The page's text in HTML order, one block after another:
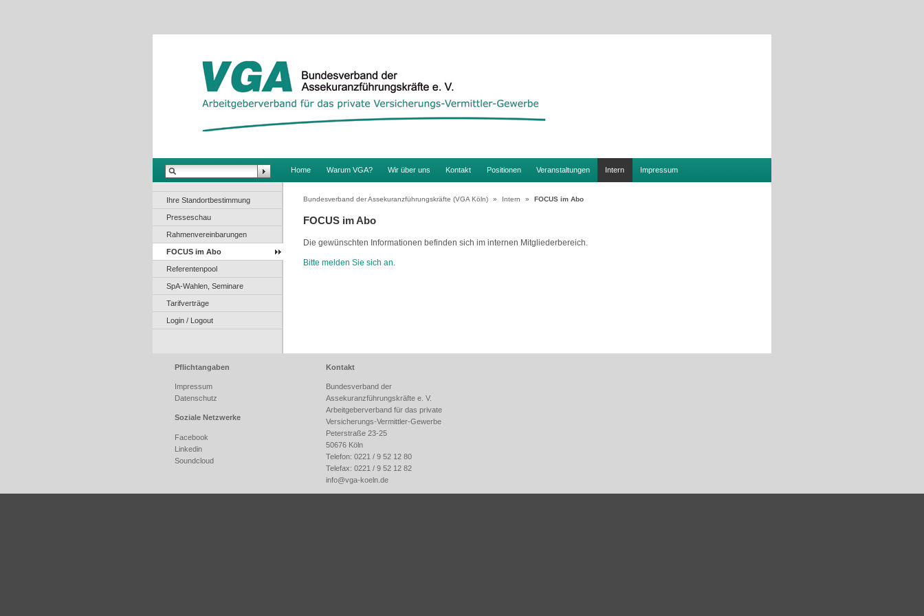
Home Warum VGA? Wir über uns Kontakt Positionen Veranstaltungen Intern Impressum
Ihre Standortbestimmung
Presseschau
Rahmenvereinbarungen
FOCUS im Abo
Referentenpool
SpA-Wahlen, Seminare
Tarifverträge
Login / Logout
Bundesverband der Assekuranzführungskräfte (VGA Köln) » Intern » FOCUS im Abo
FOCUS im Abo
Die gewünschten Informationen befinden sich im internen Mitgliederbereich.
Bitte melden Sie sich an
Pflichtangaben
Impressum
Datenschutz
Soziale Netzwerke
Facebook
Linkedin
Soundcloud
Kontakt
Bundesverband der
Assekuranzführungskräfte e. V.
Arbeitgeberverband für das private
Versicherungs-Vermittler-Gewerbe
Peterstraße 23-25
50676 Köln
Telefon: 0221 / 9 52 12 80
Telefax: 0221 / 9 52 12 82
info@vga-koeln.de